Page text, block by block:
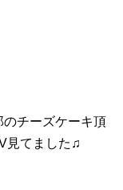
チーズケーキ頂
見てました♫